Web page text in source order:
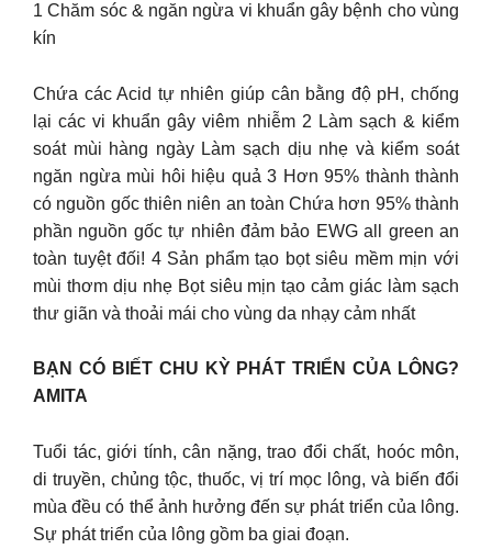
1 Chăm sóc & ngăn ngừa vi khuẩn gây bệnh cho vùng
kín
Chứa các Acid tự nhiên giúp cân bằng độ pH, chống
lại các vi khuẩn gây viêm nhiễm 2 Làm sạch & kiểm
soát mùi hàng ngày Làm sạch dịu nhẹ và kiểm soát
ngăn ngừa mùi hôi hiệu quả 3 Hơn 95% thành thành
có nguồn gốc thiên niên an toàn Chứa hơn 95% thành
phần nguồn gốc tự nhiên đảm bảo EWG all green an
toàn tuyệt đối! 4 Sản phẩm tạo bọt siêu mềm mịn với
mùi thơm dịu nhẹ Bọt siêu mịn tạo cảm giác làm sạch
thư giãn và thoải mái cho vùng da nhạy cảm nhất
BẠN CÓ BIẾT CHU KỲ PHÁT TRIỂN CỦA LÔNG?
AMITA
Tuổi tác, giới tính, cân nặng, trao đổi chất, hoóc môn,
di truyền, chủng tộc, thuốc, vị trí mọc lông, và biến đổi
mùa đều có thể ảnh hưởng đến sự phát triển của lông.
Sự phát triển của lông gồm ba giai đoạn.